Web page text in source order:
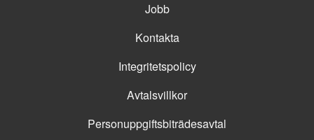
Jobb
Kontakta
Integritetspolicy
Avtalsvillkor
Personuppgifts­biträdesavtal